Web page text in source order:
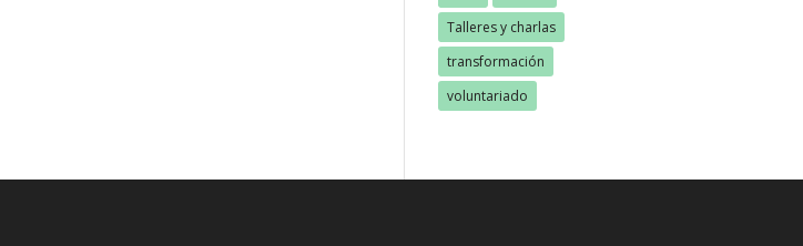
Talleres y charlas
transformación
voluntariado